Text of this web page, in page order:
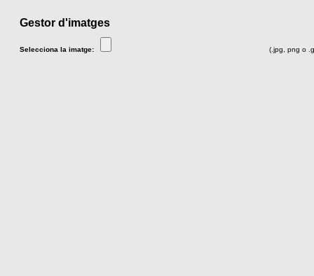
Gestor d'imatges
Selecciona la imatge: (.jpg, png o